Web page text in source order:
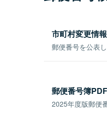
市町村変更情報
郵便番号を公表
郵便番号簿
2025年度版郵便